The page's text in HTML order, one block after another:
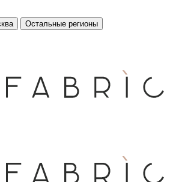
Остальные регионы